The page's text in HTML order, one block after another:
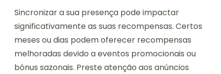
Sincronizar a sua presença pode impactar
significativamente as suas recompensas. Certos
meses ou dias podem oferecer recompensas
melhoradas devido a eventos promocionais ou
bónus sazonais. Preste atenção aos anúncios